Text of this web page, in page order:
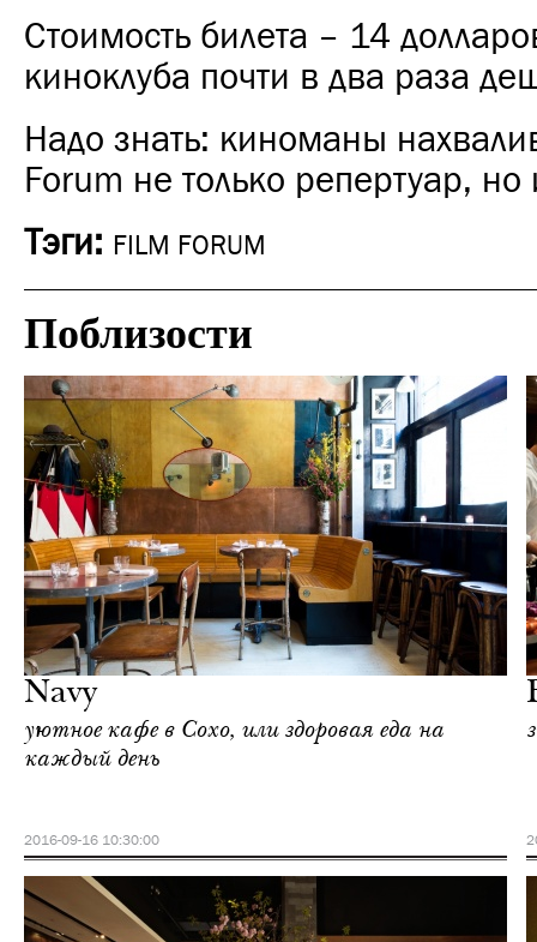
Стоимость билета – 14
киноклуба почти в два раза
Надо знать: киноманы
Forum не только репертуар,
Тэги: FILM FORUM
Поблизости
Navy
уютное кафе в Сохо, или здоровая еда на
каждый день
2016-09-16 10:30:00
Йорк